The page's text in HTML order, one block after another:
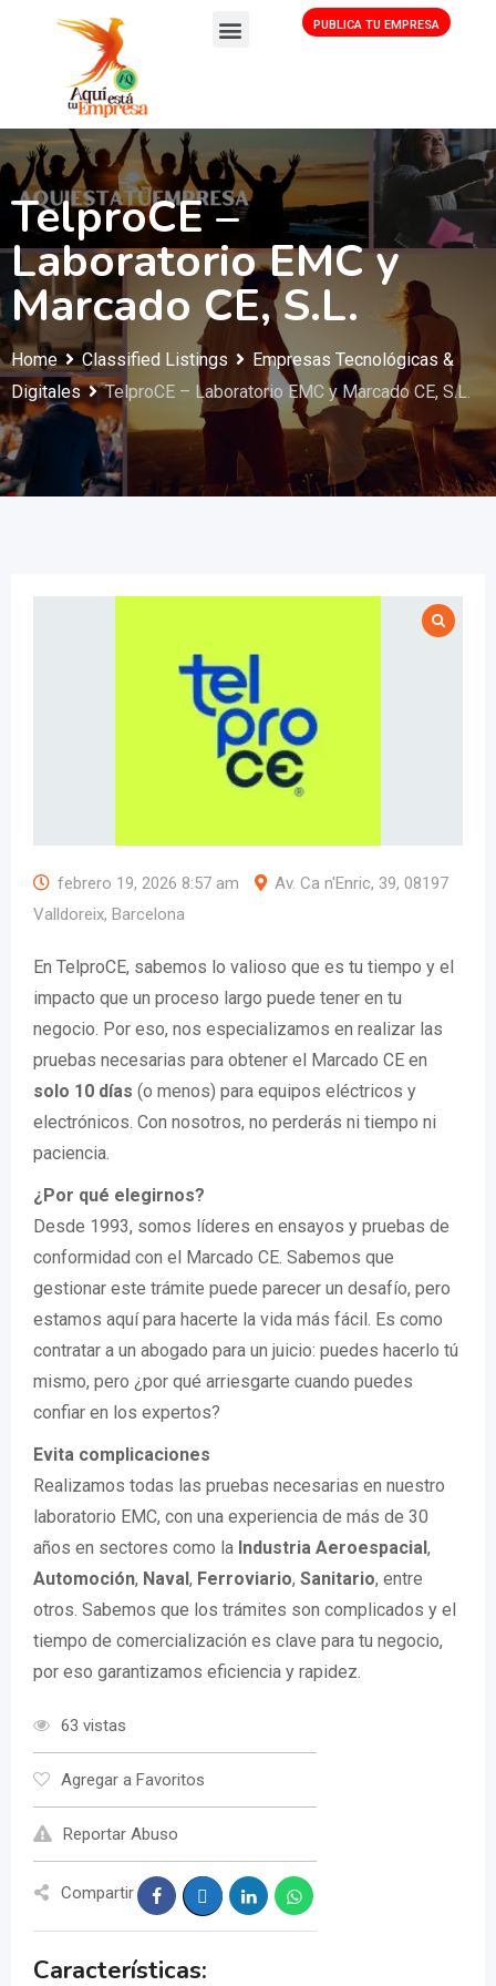
PUBLICA TU EMPRESA
TelproCE –
Laboratorio EMC y
Marcado CE, S.L.
Home Classified Listings
Empresas Tecnológicas &
Digitales
TelproCE – Laboratorio EMC y Marcado CE, S.L.
febrero 19, 2026 8:57 am
Av. Ca n'Enric, 39, 08197
Valldoreix, Barcelona
En TelproCE, sabemos lo valioso que es tu tiempo y el
impacto que un proceso largo puede tener en tu
negocio. Por eso, nos especializamos en realizar las
pruebas necesarias para obtener el Marcado CE en
solo 10 días (o menos) para equipos eléctricos y
electrónicos. Con nosotros, no perderás ni tiempo ni
paciencia.
¿Por qué elegirnos?
Desde 1993, somos líderes en ensayos y pruebas de
conformidad con el Marcado CE. Sabemos que
gestionar este trámite puede parecer un desafío, pero
estamos aquí para hacerte la vida más fácil. Es como
contratar a un abogado para un juicio: puedes hacerlo tú
mismo, pero ¿por qué arriesgarte cuando puedes
confiar en los expertos?
Evita complicaciones
Realizamos todas las pruebas necesarias en nuestro
laboratorio EMC, con una experiencia de más de 30
años en sectores como la Industria Aeroespacial,
Automoción, Naval, Ferroviario, Sanitario, entre
otros. Sabemos que los trámites son complicados y el
tiempo de comercialización es clave para tu negocio,
por eso garantizamos eficiencia y rapidez.
63 vistas
Agregar a Favoritos
Reportar Abuso
Compartir
Características: